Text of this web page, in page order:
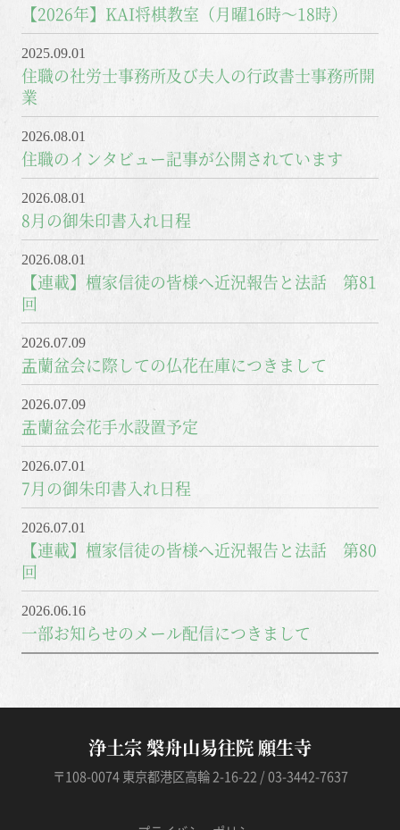
【2026年】KAI将棋教室（月曜16時～18時）
2025.09.01
住職の社労士事務所及び夫人の行政書士事務所開
業
2026.08.01
住職のインタビュー記事が公開されています
2026.08.01
8月の御朱印書入れ日程
2026.08.01
【連載】檀家信徒の皆様へ近況報告と法話 第81
回
2026.07.09
盂蘭盆会に際しての仏花在庫につきまして
2026.07.09
盂蘭盆会花手水設置予定
2026.07.01
7月の御朱印書入れ日程
2026.07.01
【連載】檀家信徒の皆様へ近況報告と法話 第80
回
2026.06.16
一部お知らせのメール配信につきまして
浄土宗 槃舟山易往院 願生寺
〒108-0074 東京都港区高輪 2-16-22 / 03-3442-7637